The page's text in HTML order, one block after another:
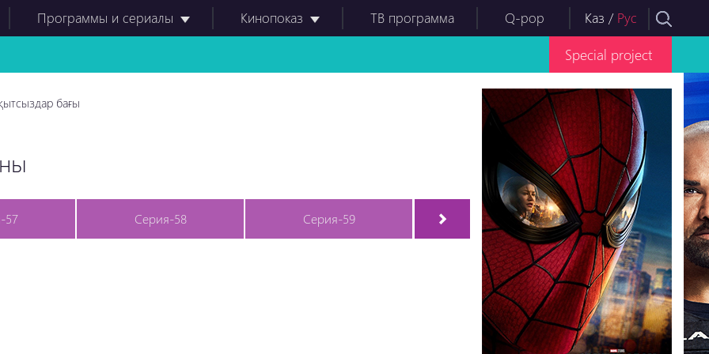
Каз / Рус
Программы и сериалы Кинопоказ ТВ программа Q-pop
Special project
бағы
57 Серия-58 Серия-59 Серия-60 Серия-61